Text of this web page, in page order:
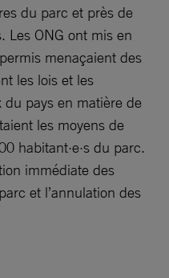
du parc et près de
Les ONG ont mis en
menaçaient des
les lois et les
du pays en matière de
les moyens de
habitant·e·s du parc.
immédiate des
et l’annulation des